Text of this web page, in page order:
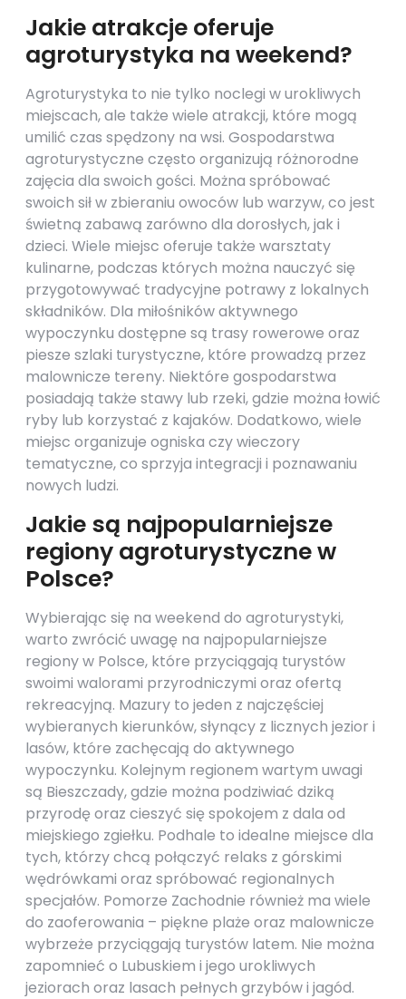
Jakie atrakcje oferuje
agroturystyka na weekend?
Agroturystyka to nie tylko noclegi w urokliwych
miejscach, ale także wiele atrakcji, które mogą
umilić czas spędzony na wsi. Gospodarstwa
agroturystyczne często organizują różnorodne
zajęcia dla swoich gości. Można spróbować
swoich sił w zbieraniu owoców lub warzyw, co jest
świetną zabawą zarówno dla dorosłych, jak i
dzieci. Wiele miejsc oferuje także warsztaty
kulinarne, podczas których można nauczyć się
przygotowywać tradycyjne potrawy z lokalnych
składników. Dla miłośników aktywnego
wypoczynku dostępne są trasy rowerowe oraz
piesze szlaki turystyczne, które prowadzą przez
malownicze tereny. Niektóre gospodarstwa
posiadają także stawy lub rzeki, gdzie można łowić
ryby lub korzystać z kajaków. Dodatkowo, wiele
miejsc organizuje ogniska czy wieczory
tematyczne, co sprzyja integracji i poznawaniu
nowych ludzi.
Jakie są najpopularniejsze
regiony agroturystyczne w
Polsce?
Wybierając się na weekend do agroturystyki,
warto zwrócić uwagę na najpopularniejsze
regiony w Polsce, które przyciągają turystów
swoimi walorami przyrodniczymi oraz ofertą
rekreacyjną. Mazury to jeden z najczęściej
wybieranych kierunków, słynący z licznych jezior i
lasów, które zachęcają do aktywnego
wypoczynku. Kolejnym regionem wartym uwagi
są Bieszczady, gdzie można podziwiać dziką
przyrodę oraz cieszyć się spokojem z dala od
miejskiego zgiełku. Podhale to idealne miejsce dla
tych, którzy chcą połączyć relaks z górskimi
wędrówkami oraz spróbować regionalnych
specjałów. Pomorze Zachodnie również ma wiele
do zaoferowania – piękne plaże oraz malownicze
wybrzeże przyciągają turystów latem. Nie można
zapomnieć o Lubuskiem i jego urokliwych
jeziorach oraz lasach pełnych grzybów i jagód.